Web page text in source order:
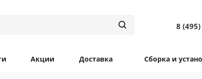
8
Акции Доставка Сборка и